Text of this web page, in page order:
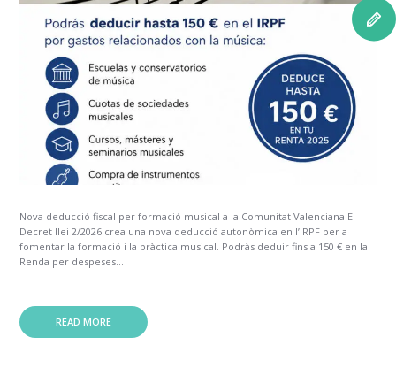
Nova deducció fiscal per formació musical a la Comunitat Valenciana El
Decret llei 2/2026 crea una nova deducció autonòmica en l’IRPF per a
fomentar la formació i la pràctica musical. Podràs deduir fins a 150 € en la
Renda per despeses...
READ MORE